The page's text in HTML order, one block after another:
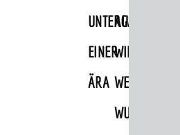
UNTERGANG
EINER
ÄRA
AUS
WINENHEIM
WEINHEIM
WURDE